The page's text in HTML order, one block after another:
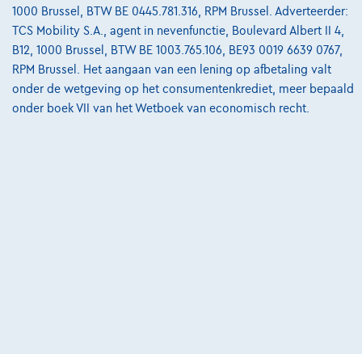
1000 Brussel, BTW BE 0445.781.316, RPM Brussel. Adverteerder:
TCS Mobility S.A., agent in nevenfunctie, Boulevard Albert II 4,
B12, 1000 Brussel, BTW BE 1003.765.106, BE93 0019 6639 0767,
RPM Brussel. Het aangaan van een lening op afbetaling valt
onder de wetgeving op het consumentenkrediet, meer bepaald
onder boek VII van het Wetboek van economisch recht.